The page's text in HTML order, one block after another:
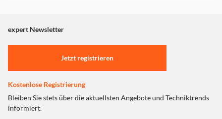
"Marketing".
Einstellungen anpassen
expert Newsletter
Jetzt registrieren
Kostenlose Registrierung
Bleiben Sie stets über die aktuellsten Angebote und Techniktrends
informiert.